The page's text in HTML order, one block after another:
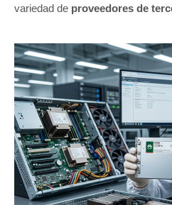
variedad de proveedores de